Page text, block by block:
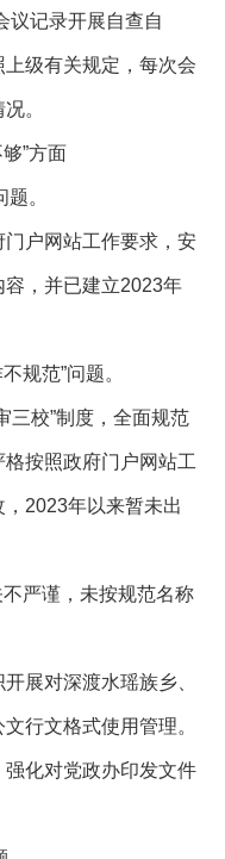
议记录开展自查自
级有关规定，每次会
。
”方面
。
户网站工作要求，安
，并已建立2023年
范”问题。
校”制度，全面规范
按照政府门户网站工
2023年以来暂未出
严谨，未按规范名称
展对深渡水瑶族乡、
行文格式使用管理。
化对党政办印发文件